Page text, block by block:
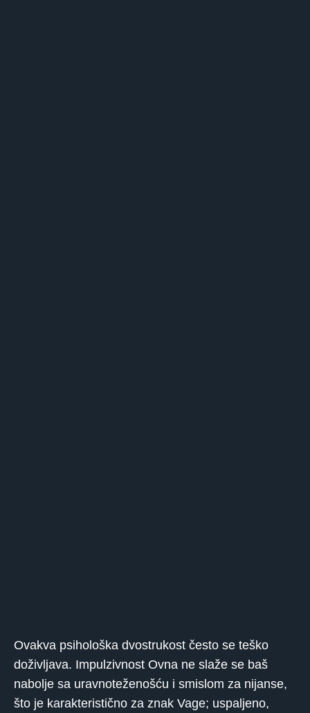
Ovakva psihološka dvostrukost često se teško
doživljava. Impulzivnost Ovna ne slaže se baš
nabolje sa uravnoteženošću i smislom za nijanse,
što je karakteristično za znak Vage; uspaljeno,